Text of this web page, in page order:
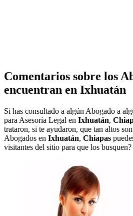
Comentarios sobre los
encuentran en Ixhuatán
Si has consultado a algún Abogado a
para Asesoría Legal en Ixhuatán,
trataron, si te ayudaron, que tan altos
Abogados en Ixhuatán, Chiapas
visitantes del sitio para que los busquen?